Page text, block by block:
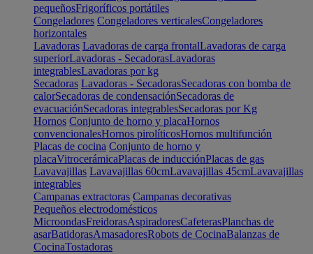
pequeñosFrigoríficos portátiles
Congeladores Congeladores verticalesCongeladores
horizontales
Lavadoras Lavadoras de carga frontalLavadoras de carga
superiorLavadoras - SecadorasLavadoras
integrablesLavadoras por kg
Secadoras Lavadoras - SecadorasSecadoras con bomba de
calorSecadoras de condensaciónSecadoras de
evacuaciónSecadoras integrablesSecadoras por Kg
Hornos Conjunto de horno y placaHornos
convencionalesHornos pirolíticosHornos multifunción
Placas de cocina Conjunto de horno y
placaVitrocerámicaPlacas de inducciónPlacas de gas
Lavavajillas Lavavajillas 60cmLavavajillas 45cmLavavajillas
integrables
Campanas extractoras Campanas decorativas
Pequeños electrodomésticos
MicroondasFreidorasAspiradoresCafeterasPlanchas de
asarBatidorasAmasadoresRobots de CocinaBalanzas de
CocinaTostadoras